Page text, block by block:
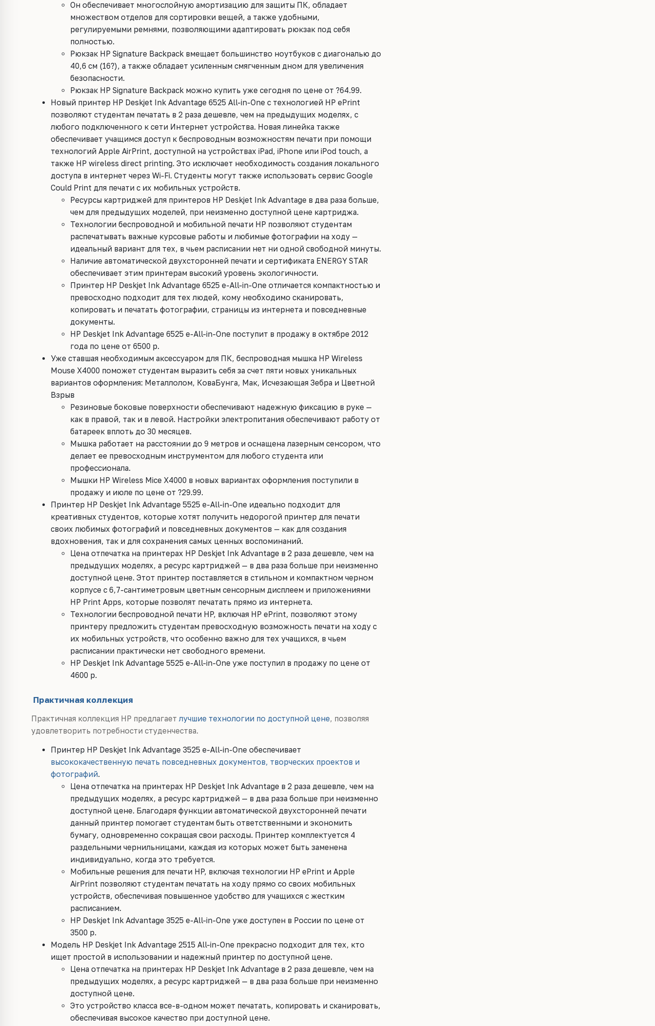
Он обеспечивает многослойную амортизацию для защиты ПК, обладает
множеством отделов для сортировки вещей, а также удобными,
регулируемыми ремнями, позволяющими адаптировать рюкзак под себя
полностью.
Рюкзак HP Signature Backpack вмещает большинство ноутбуков с диагональю до
40,6 см (16?), а также обладает усиленным смягченным дном для увеличения
безопасности.
Рюкзак HP Signature Backpack можно купить уже сегодня по цене от ?64.99.
Новый принтер HP Deskjet Ink Advantage 6525 All-in-One с технологией HP ePrint
позволяют студентам печатать в 2 раза дешевле, чем на предыдущих моделях, с
любого подключенного к сети Интернет устройства. Новая линейка также
обеспечивает учащимся доступ к беспроводным возможностям печати при помощи
технологий Apple AirPrint, доступной на устройствах iPad, iPhone или iPod touch, а
также HP wireless direct printing. Это исключает необходимость создания локального
доступа в интернет через Wi-Fi. Студенты могут также использовать сервис Google
Could Print для печати с их мобильных устройств.
Ресурсы картриджей для принтеров HP Deskjet Ink Advantage в два раза больше,
чем для предыдущих моделей, при неизменно доступной цене картриджа.
Технологии беспроводной и мобильной печати HP позволяют студентам
распечатывать важные курсовые работы и любимые фотографии на ходу —
идеальный вариант для тех, в чьем расписании нет ни одной свободной минуты.
Наличие автоматической двухсторонней печати и сертификата ENERGY STAR
обеспечивает этим принтерам высокий уровень экологичности.
Принтер HP Deskjet Ink Advantage 6525 e-All-in-One отличается компактностью и
превосходно подходит для тех людей, кому необходимо сканировать,
копировать и печатать фотографии, страницы из интернета и повседневные
документы.
HP Deskjet Ink Advantage 6525 e-All-in-One поступит в продажу в октябре 2012
года по цене от 6500 р.
Уже ставшая необходимым аксессуаром для ПК, беспроводная мышка HP Wireless
Mouse X4000 поможет студентам выразить себя за счет пяти новых уникальных
вариантов оформления: Металлолом, КоваБунга, Мак, Исчезающая Зебра и Цветной
Взрыв
Резиновые боковые поверхности обеспечивают надежную фиксацию в руке —
как в правой, так и в левой. Настройки электропитания обеспечивают работу от
батареек вплоть до 30 месяцев.
Мышка работает на расстоянии до 9 метров и оснащена лазерным сенсором, что
делает ее превосходным инструментом для любого студента или
профессионала.
Мышки HP Wireless Mice X4000 в новых вариантах оформления поступили в
продажу и июле по цене от ?29.99.
Принтер HP Deskjet Ink Advantage 5525 e-All-in-One идеально подходит для
креативных студентов, которые хотят получить недорогой принтер для печати
своих любимых фотографий и повседневных документов — как для создания
вдохновения, так и для сохранения самых ценных воспоминаний.
Цена отпечатка на принтерах HP Deskjet Ink Advantage в 2 раза дешевле, чем на
предыдущих моделях, а ресурс картриджей — в два раза больше при неизменно
доступной цене. Этот принтер поставляется в стильном и компактном черном
корпусе с 6,7-сантиметровым цветным сенсорным дисплеем и приложениями
HP Print Apps, которые позволят печатать прямо из интернета.
Технологии беспроводной печати HP, включая HP ePrint, позволяют этому
принтеру предложить студентам превосходную возможность печати на ходу с
их мобильных устройств, что особенно важно для тех учащихся, в чьем
расписании практически нет свободного времени.
HP Deskjet Ink Advantage 5525 e-All-in-One уже поступил в продажу по цене от
4600 р.
Практичная коллекция
Практичная коллекция HP предлагает лучшие технологии по доступной цене, позволяя
удовлетворить потребности студенчества.
Принтер HP Deskjet Ink Advantage 3525 e-All-in-One обеспечивает
высококачественную печать повседневных документов, творческих проектов и
фотографий.
Цена отпечатка на принтерах HP Deskjet Ink Advantage в 2 раза дешевле, чем на
предыдущих моделях, а ресурс картриджей — в два раза больше при неизменно
доступной цене. Благодаря функции автоматической двухсторонней печати
данный принтер помогает студентам быть ответственными и экономить
бумагу, одновременно сокращая свои расходы. Принтер комплектуется 4
раздельными чернильницами, каждая из которых может быть заменена
индивидуально, когда это требуется.
Мобильные решения для печати HP, включая технологии HP ePrint и Apple
AirPrint позволяют студентам печатать на ходу прямо со своих мобильных
устройств, обеспечивая повышенное удобство для учащихся с жестким
расписанием.
HP Deskjet Ink Advantage 3525 e-All-in-One уже доступен в России по цене от
3500 р.
Модель HP Deskjet Ink Advantage 2515 All-in-One прекрасно подходит для тех, кто
ищет простой в использовании и надежный принтер по доступной цене.
Цена отпечатка на принтерах HP Deskjet Ink Advantage в 2 раза дешевле, чем на
предыдущих моделях, а ресурс картриджей — в два раза больше при неизменно
доступной цене.
Это устройство класса все-в-одном может печатать, копировать и сканировать,
обеспечивая высокое качество при доступной цене.